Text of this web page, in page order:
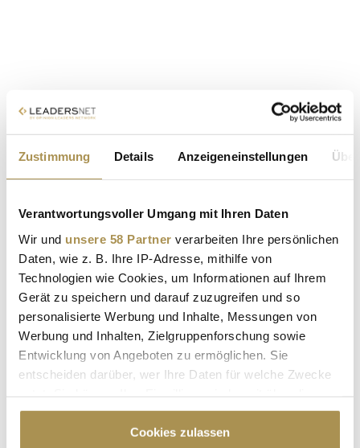
Zustimmung Details Anzeigeneinstellungen
Verantwortungsvoller Umgang mit Ihren Daten
Wir und unsere 58 Partner verarbeiten Ihre persönlichen
Daten, wie z. B. Ihre IP-Adresse, mithilfe von
Technologien wie Cookies, um Informationen auf Ihrem
Gerät zu speichern und darauf zuzugreifen und so
personalisierte Werbung und Inhalte, Messungen von
Werbung und Inhalten, Zielgruppenforschung sowie
Entwicklung von Angeboten zu ermöglichen. Sie
entscheiden darüber, wer Ihre Daten für welche Zwecke
Cookie-Erklärung oder durch Klicken auf das Privacy
Trigger Symbol ändern oder widerrufen
Cookies zulassen